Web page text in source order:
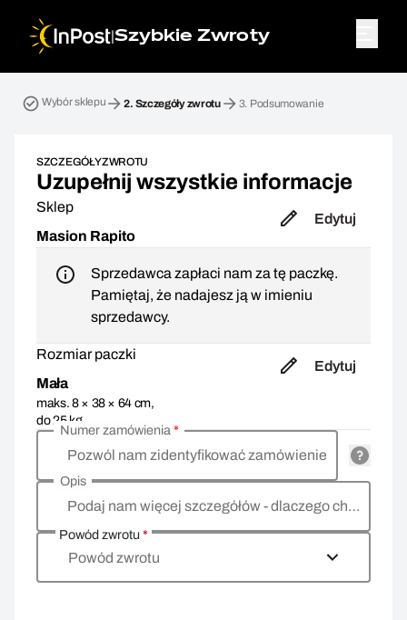
|Szybkie Zwroty
Wybór sklepu 2. Szczegóły zwrotu 3. Podsumowanie
SZCZEGÓŁY ZWROTU
Uzupełnij wszystkie informacje
Sklep
Masion Rapito
Edytuj
Sprzedawca zapłaci nam za tę paczkę.
Pamiętaj, że nadajesz ją w imieniu
sprzedawcy.
Rozmiar paczki
Mała
maks. 8 × 38 × 64 cm,
do 25 kg
Edytuj
Pozwól nam zidentyfikować zamówienie
Numer zamówienia*
Podaj nam więcej szczegółów - dlaczego chcesz zwrócić towar, co jest powodem?
Opis
Powód zwrotu*
Powód zwrotu